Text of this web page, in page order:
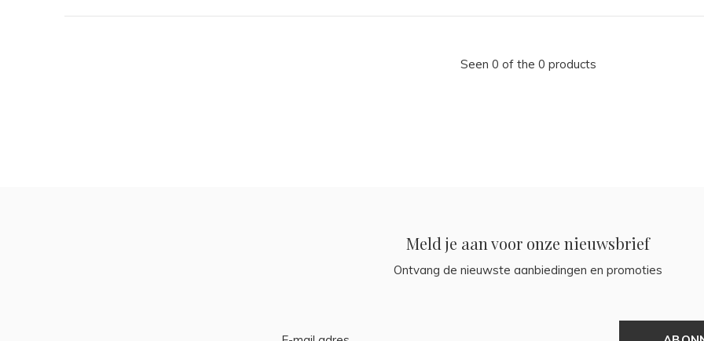
Seen 0 of the 0 products
Meld je aan voor onze nieuwsbrief
Ontvang de nieuwste aanbiedingen en promoties